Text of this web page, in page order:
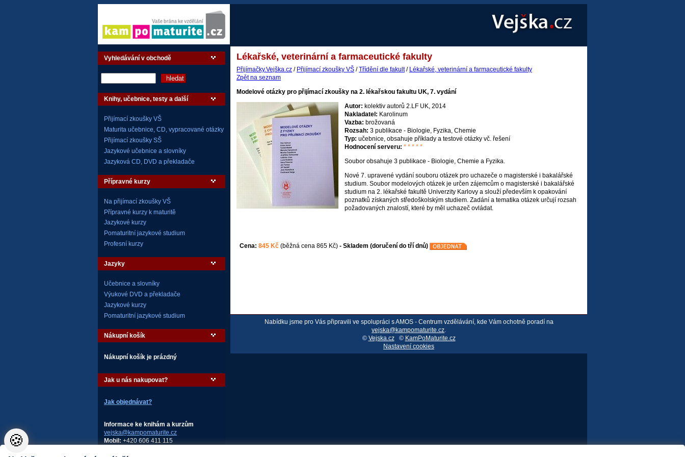
Vyhledávání v obchodě
Knihy, učebnice, testy a další
Přijímací zkoušky VŠ
Maturita učebnice, CD, vypracované otázky
Přijímací zkoušky SŠ
Jazykové učebnice a slovníky
Jazyková CD, DVD a překladače
Přípravné kurzy
Na přijímací zkoušky VŠ
Přípravné kurzy k maturitě
Jazykové kurzy
Pomaturitní jazykové studium
Profesní kurzy
Jazyky
Učebnice a slovníky
Výukové DVD a překladače
Jazykové kurzy
Pomaturitní jazykové studium
Nákupní košík
Nákupní košík je prázdný
Jak u nás nakupovat?
Jak objednávat?
Informace ke knihám a kurzům
vejska@kampomaturite.cz
Mobil: +420 606 411 115
Lékařské, veterinární a farmaceutické fakulty
Přijímačky.Vejška.cz / Přijímací zkoušky VŠ /Třídění dle fakult/ Lékařské, veterinární a farmaceutické fakulty
Zpět na seznam
Modelové otázky pro přijímací zkoušky na 2. lékařskou fakultu UK, 7. vydání
Autor: kolektiv autorů 2.LF UK, 2014
Nakladatel: Karolinum
Vazba: brožovaná
Rozsah: 3 publikace - Biologie, Fyzika, Chemie
Typ: učebnice, obsahuje příklady a testové otázky vč. řešení
Hodnocení serveru: * * * * *
Soubor obsahuje 3 publikace - Biologie, Chemie a Fyzika.
Nové 7. upravené vydání souboru otázek pro uchazeče o magisterské i bakalářské
studium. Soubor modelových otázek je určen zájemcům o magisterské i bakalářské
studium na 2. lékařské fakultě Univerzity Karlovy a slouží především k opakování
poznatků získaných středoškolským studiem. Zadání a tematika otázek určují rozsah
požadovaných znalostí, které by měl uchazeč ovládat.
Cena: 845 Kč (běžná cena 865 Kč) - Skladem (doručení do tří dnů)
Nabídku jsme pro Vás připravili ve spolupráci s AMOS - Centrum vzdělávání, kde Vám ochotně poradí na
vejska@kampomaturite.cz.
© Vejska.cz© KamPoMaturite.cz
Nastavení cookies
🍪